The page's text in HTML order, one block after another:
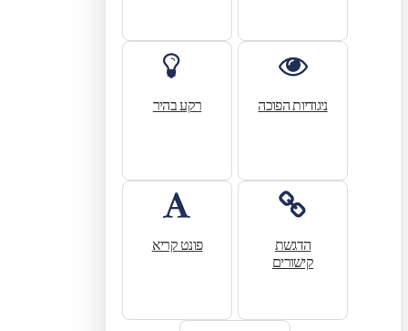
ניגודיות הפוכה רקע בהיר
הדגשת
קישורים
פונט קריא